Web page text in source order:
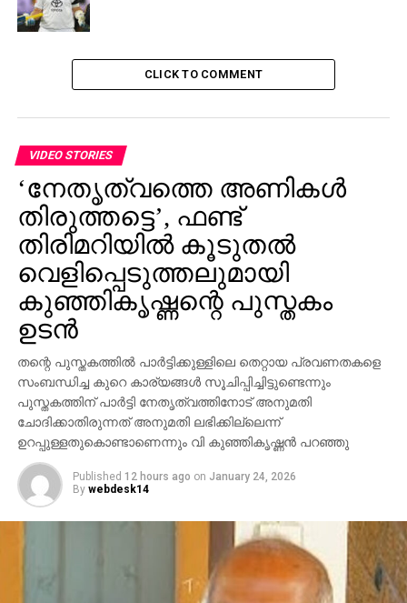
CLICK TO COMMENT
VIDEO STORIES
‘നേതൃത്വത്തെ അണികള്‍
തിരുത്തട്ടെ’, ഫണ്ട്
തിരിമറിയില്‍ കൂടുതല്‍
വെളിപ്പെടുത്തലുമായി
കുഞ്ഞികൃഷ്ണന്റെ പുസ്തകം
ഉടന്‍
തന്റെ പുസ്തകത്തില്‍ പാര്‍ട്ടിക്കുള്ളിലെ തെറ്റായ പ്രവണതകളെ
സംബന്ധിച്ച കുറെ കാര്യങ്ങള്‍ സൂചിപ്പിച്ചിട്ടുണ്ടെന്നും
പുസ്തകത്തിന് പാര്‍ട്ടി നേതൃത്വത്തിനോട് അനുമതി
ചോദിക്കാതിരുന്നത് അനുമതി ലഭിക്കില്ലെന്ന്
ഉറപ്പുള്ളതുകൊണ്ടാണെന്നും വി കുഞ്ഞികൃഷ്ണന്‍ പറഞ്ഞു
Published 12 hours ago on January 24, 2026
By webdesk14